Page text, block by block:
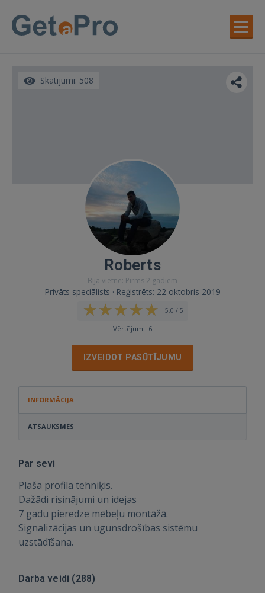
Skatījumi: 508
Roberts
Bija vietnē: Pirms 2 gadiem
Privāts speciālists · Reģistrēts: 22 oktobris 2019
5,0 / 5
Vērtējumi: 6
IZVEIDOT PASŪTĪJUMU
INFORMĀCIJA
ATSAUKSMES
Par sevi
Plaša profila tehniķis.
Dažādi risinājumi un idejas
7 gadu pieredze mēbeļu montāžā.
Signalizācijas un ugunsdrošības sistēmu
uzstādīšana.
Darba veidi (288)